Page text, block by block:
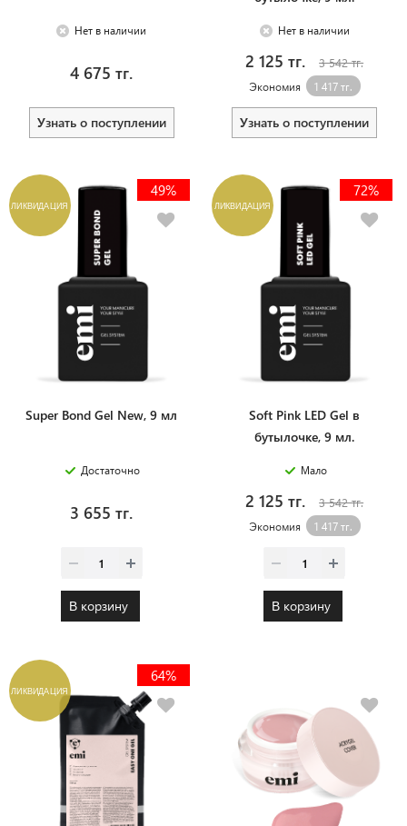
Нет в наличии
4 675 тг.
Узнать о поступлении
Нет в наличии
2 125 тг. 3 542 тг.
Экономия 1 417 тг.
Узнать о поступлении
ЛИКВИДАЦИЯ
49%
Super Bond Gel New, 9 мл
Достаточно
3 655 тг.
В корзину
ЛИКВИДАЦИЯ
72%
Soft Pink LED Gel в
бутылочке, 9 мл.
Мало
2 125 тг. 3 542 тг.
Экономия 1 417 тг.
В корзину
ЛИКВИДАЦИЯ
64%